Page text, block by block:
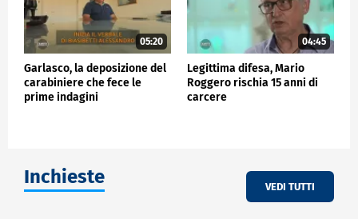
05:20
Garlasco, la deposizione del
carabiniere che fece le
prime indagini
04:45
Legittima difesa, Mario
Roggero rischia 15 anni di
carcere
Inchieste VEDI TUTTI